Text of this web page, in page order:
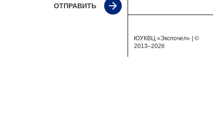
ОТПРАВИТЬ
ЮУКВЦ «Экспочел» | ©
2013–2026